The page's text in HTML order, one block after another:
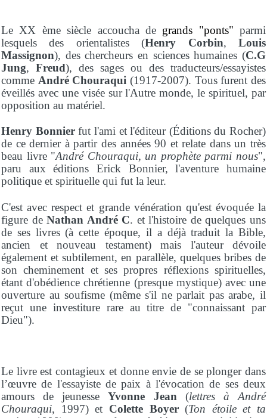
Le XX ème siècle accoucha de grands "ponts" parmi
lesquels des orientalistes (Henry Corbin,Louis
Massignon), des chercheurs en sciences humaines (C.G
Jung, Freud), des sages ou des traducteurs/essayistes
comme André Chouraqui (1917-2007). Tous furent des
éveillés avec une visée sur l'Autre monde, le spirituel, par
opposition au matériel.
Henry Bonnierfut l'ami et l'éditeur (Éditions du Rocher)
de ce dernier à partir des années 90 et relate dans un très
beau livre "André Chouraqui, un prophète parmi nous",
paru aux éditions Erick Bonnier, l'aventure humaine
politique et spirituelle qui fut la leur.
C'est avec respect et grande vénération qu'est évoquée la
figure deNathan André C. et l'histoire de quelques uns
de ses livres (à cette époque, il a déjà traduit la Bible,
ancien et nouveau testament) mais l'auteur dévoile
également et subtilement, en parallèle, quelques bribes de
son cheminement et ses propres réflexions spirituelles,
étant d'obédience chrétienne (presque mystique) avec une
ouverture au soufisme (même s'il ne parlait pas arabe, il
reçut une investiture rare au titre de "connaissant par
Dieu").
Le livre est contagieux et donne envie de se plonger dans
l’œuvre de l'essayiste de paix à l'évocation de ses deux
amours de jeunesseYvonne Jean(lettres à André
Chouraqui, 1997) et Colette Boyer(Ton étoile et ta